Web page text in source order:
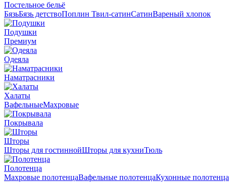
Постельное бельё
БязьБязь детствоПоплин Твил-сатинСатинВареный хлопок
Подушки
Премиум
Одеяла
Наматрасники
Халаты
ВафельныеМахровые
Покрывала
Шторы
Шторы для гостиннойШторы для кухниТюль
Полотенца
Махровые полотенцаВафельные полотенцаКухонные полотенца